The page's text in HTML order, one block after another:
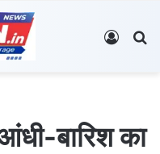
Log In
बारिश का